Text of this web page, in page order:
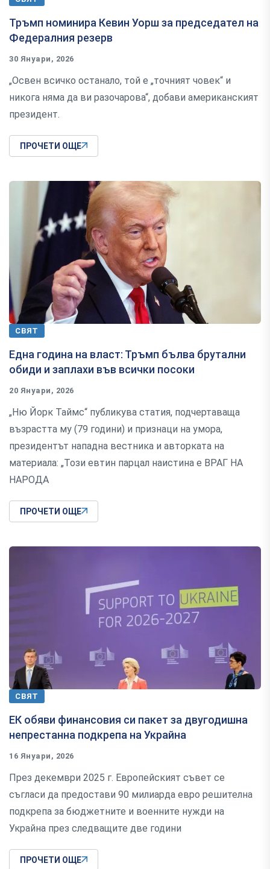
Тръмп номинира Кевин Уорш за председател на
Федералния резерв
30 Януари, 2026
„Освен всичко останало, той е „точният човек“ и
никога няма да ви разочарова“, добави американският
президент.
ПРОЧЕТИ ОЩЕ
СВЯТ
Една година на власт: Тръмп бълва брутални
обиди и заплахи във всички посоки
20 Януари, 2026
„Ню Йорк Таймс“ публикува статия, подчертаваща
възрастта му (79 години) и признаци на умора,
президентът нападна вестника и авторката на
материала: „Този евтин парцал наистина е ВРАГ НА
НАРОДА
ПРОЧЕТИ ОЩЕ
СВЯТ
ЕК обяви финансовия си пакет за двугодишна
непрестанна подкрепа на Украйна
16 Януари, 2026
През декември 2025 г. Европейският съвет се
съгласи да предостави 90 милиарда евро решителна
подкрепа за бюджетните и военните нужди на
Украйна през следващите две години
ПРОЧЕТИ ОЩЕ